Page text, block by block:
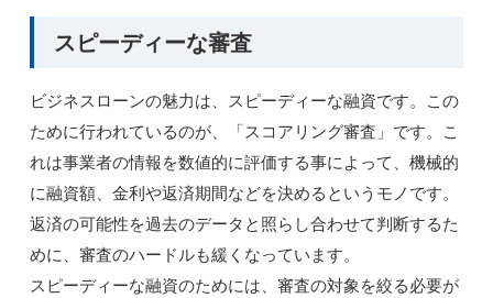
スピーディーな審査
ビジネスローンの魅力は、スピーディーな融資です。この
ために行われているのが、「スコアリング審査」です。こ
れは事業者の情報を数値的に評価する事によって、機械的
に融資額、金利や返済期間などを決めるというモノです。
返済の可能性を過去のデータと照らし合わせて判断するた
めに、審査のハードルも緩くなっています。
スピーディーな融資のためには、審査の対象を絞る必要が